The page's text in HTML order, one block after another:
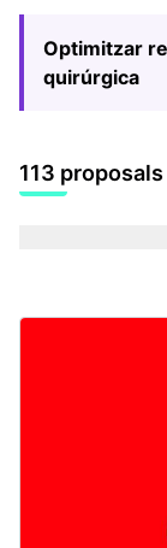
Optimitzar
quirúrgica
113 proposals